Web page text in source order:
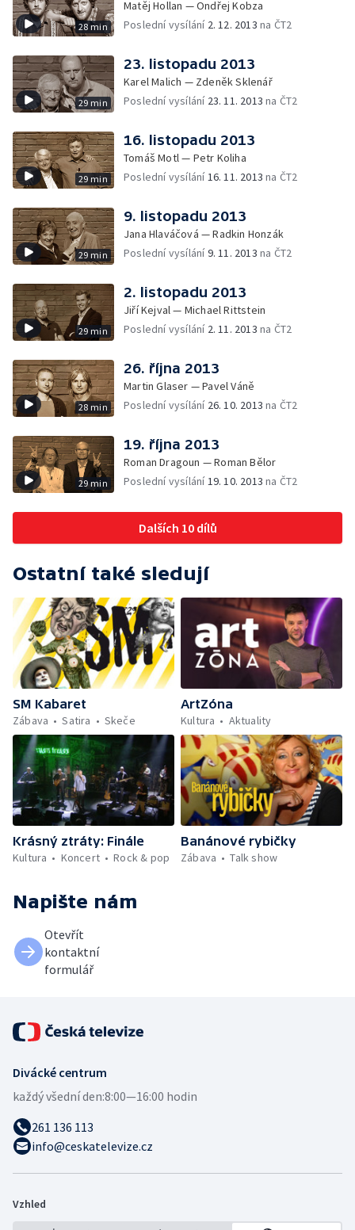
28 min
Matěj Hollan — Ondřej Kobza
Poslední vysílání 2. 12. 2013 na ČT2
29 min
23. listopadu 2013
Karel Malich — Zdeněk Sklenář
Poslední vysílání 23. 11. 2013 na ČT2
29 min
16. listopadu 2013
Tomáš Motl — Petr Koliha
Poslední vysílání16. 11. 2013 na ČT2
29 min
9. listopadu 2013
Jana Hlaváčová — Radkin Honzák
Poslední vysílání9. 11. 2013 na ČT2
29 min
2. listopadu 2013
Jiří Kejval — Michael Rittstein
Poslední vysílání 2. 11. 2013 na ČT2
28 min
26. října 2013
Martin Glaser — Pavel Váně
Poslední vysílání 26. 10. 2013 na ČT2
29 min
19. října 2013
Roman Dragoun — Roman Bělor
Poslední vysílání19. 10. 2013 na ČT2
Dalších 10 dílů
Ostatní také sledují
SM Kabaret
Zábava
Satira Skeče
ArtZóna
Kultura
Aktuality
Krásný ztráty: Finále
Kultura
Koncert Rock & pop
Banánové rybičky
Zábava
Talk show
Napište nám
Otevřít
kontaktní
formulář
Divácké centrum
každý všední den:8:00—16:00 hodin
261 136 113
info@ceskatelevize.cz
Vzhled